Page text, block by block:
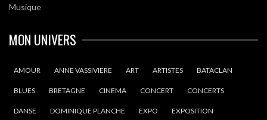
Musique
MON UNIVERS
AMOUR ANNE VASSIVIERE ART ARTISTES BATACLAN
BLUES BRETAGNE CINEMA CONCERT CONCERTS
DANSE DOMINIQUE PLANCHE EXPO EXPOSITION